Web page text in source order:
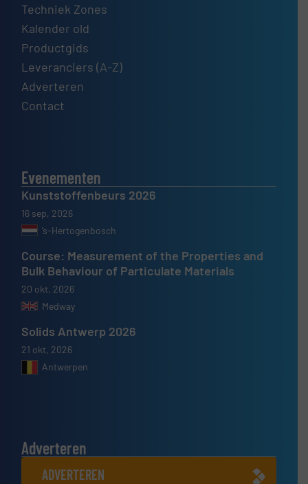
Techniek Zones
Kalender old
Productgids
Leveranciers (A-Z)
Adverteren
Contact
Evenementen
Kunststoffenbeurs 2026
16 sep, 2026
’s-Hertogenbosch
Course: Measurement of the Properties and
Bulk Behaviour of Particulate Materials
20 okt, 2026
Medway
Solids Antwerp 2026
21 okt, 2026
Antwerpen
Adverteren
ADVERTEREN